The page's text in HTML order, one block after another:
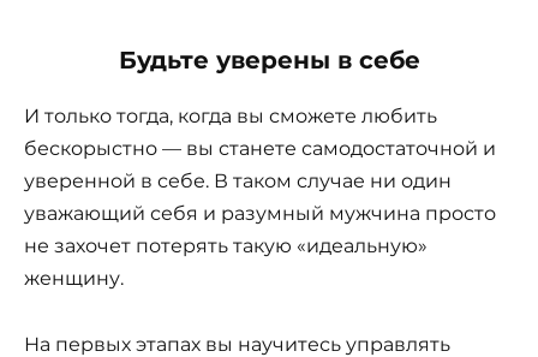
Будьте уверены в себе
И только тогда, когда вы сможете любить
бескорыстно — вы станете самодостаточной и
уверенной в себе. В таком случае ни один
уважающий себя и разумный мужчина просто
не захочет потерять такую «идеальную»
женщину.
На первых этапах вы научитесь управлять